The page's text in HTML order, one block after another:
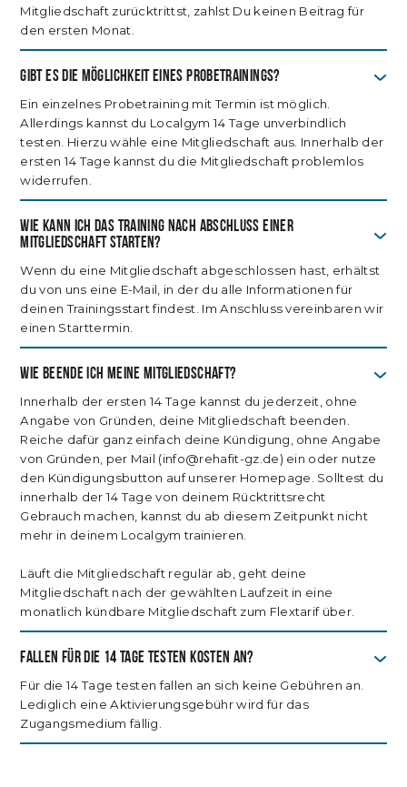
Mitgliedschaft zurücktrittst, zahlst Du keinen Beitrag für
den ersten Monat.
Gibt es die Möglichkeit eines probetrainings?
Ein einzelnes Probetraining mit Termin ist möglich.
Allerdings kannst du Localgym 14 Tage unverbindlich
testen. Hierzu wähle eine Mitgliedschaft aus. Innerhalb der
ersten 14 Tage kannst du die Mitgliedschaft problemlos
widerrufen.
Wie kann ich das Training nach Abschluss einer
Mitgliedschaft starten?
Wenn du eine Mitgliedschaft abgeschlossen hast, erhältst
du von uns eine E-Mail, in der du alle Informationen für
deinen Trainingsstart findest. Im Anschluss vereinbaren wir
einen Starttermin.
Wie beende ich meine mitgliedschaft?
Innerhalb der ersten 14 Tage kannst du jederzeit, ohne
Angabe von Gründen, deine Mitgliedschaft beenden.
Reiche dafür ganz einfach deine Kündigung, ohne Angabe
von Gründen, per Mail (info@rehafit-gz.de) ein oder nutze
den Kündigungsbutton auf unserer Homepage. Solltest du
innerhalb der 14 Tage von deinem Rücktrittsrecht
Gebrauch machen, kannst du ab diesem Zeitpunkt nicht
mehr in deinem Localgym trainieren.
Läuft die Mitgliedschaft regulär ab, geht deine
Mitgliedschaft nach der gewählten Laufzeit in eine
monatlich kündbare Mitgliedschaft zum Flextarif über.
Fallen für die 14 Tage testen kosten an?
Für die 14 Tage testen fallen an sich keine Gebühren an.
Lediglich eine Aktivierungsgebühr wird für das
Zugangsmedium fällig.